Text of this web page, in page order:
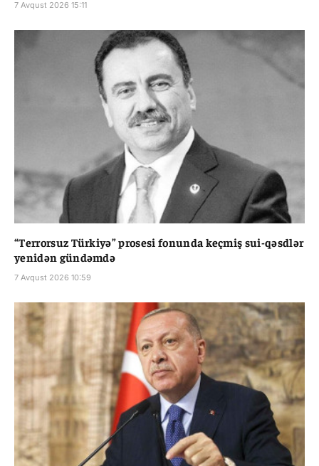
7 Avqust 2026 15:11
“Terrorsuz Türkiyə” prosesi fonunda keçmiş sui-qəsdlər
yenidən gündəmdə
7 Avqust 2026 10:59